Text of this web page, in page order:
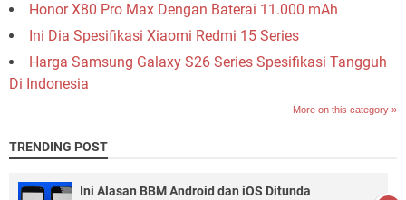
Honor X80 Pro Max Dengan Baterai 11.000 mAh
Ini Dia Spesifikasi Xiaomi Redmi 15 Series
Harga Samsung Galaxy S26 Series Spesifikasi Tangguh
Di Indonesia
More on this category »
TRENDING POST
Ini Alasan BBM Android dan iOS Ditunda